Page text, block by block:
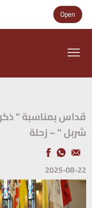
Open
قداس بمناسبة "
شربل " – زحلة
2025-08-22